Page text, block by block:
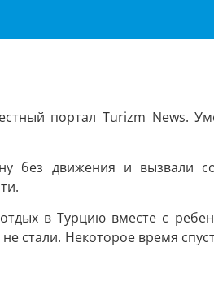
портал Turizm News.
движения и вызвали
в Турцию вместе с
стали. Некоторое время